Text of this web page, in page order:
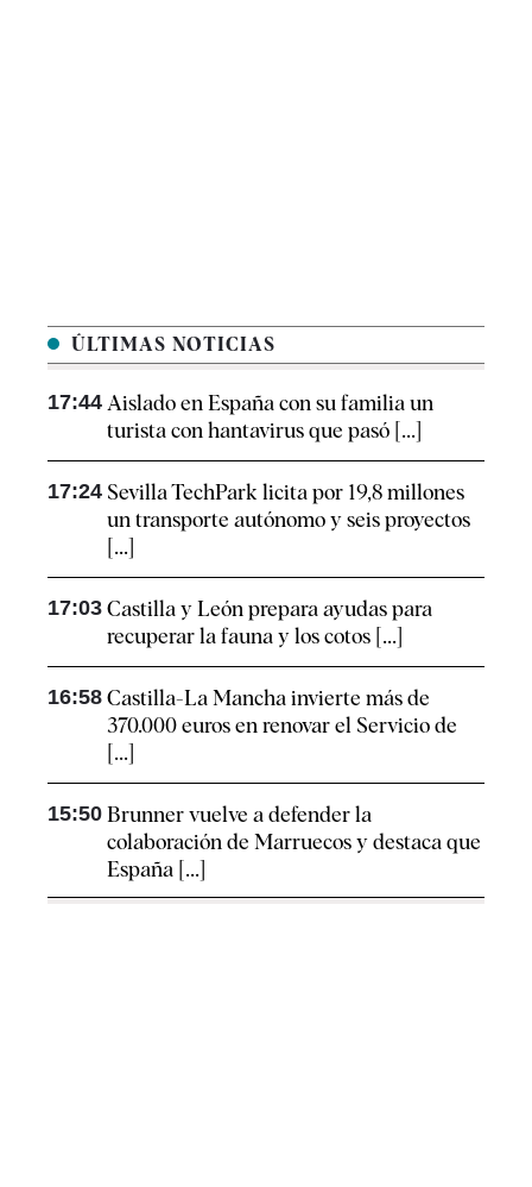
ÚLTIMAS NOTICIAS
17:44 Aislado en España con su familia un
turista con hantavirus que pasó [...]
17:24 Sevilla TechPark licita por 19,8 millones
un transporte autónomo y seis proyectos
[...]
17:03 Castilla y León prepara ayudas para
recuperar la fauna y los cotos [...]
16:58 Castilla-La Mancha invierte más de
370.000 euros en renovar el Servicio de
[...]
15:50 Brunner vuelve a defender la
colaboración de Marruecos y destaca que
España [...]